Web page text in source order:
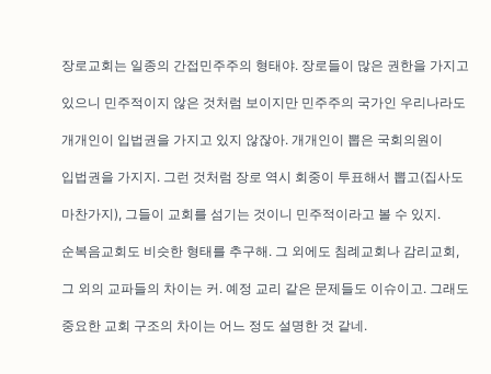
장로교회는 일종의 간접민주주의 형태야. 장로들이 많은 권한을 가지고
있으니 민주적이지 않은 것처럼 보이지만 민주주의 국가인 우리나라도
개개인이 입법권을 가지고 있지 않잖아. 개개인이 뽑은 국회의원이
입법권을 가지지. 그런 것처럼 장로 역시 회중이 투표해서 뽑고(집사도
마찬가지), 그들이 교회를 섬기는 것이니 민주적이라고 볼 수 있지.
순복음교회도 비슷한 형태를 추구해. 그 외에도 침례교회나 감리교회,
그 외의 교파들의 차이는 커. 예정 교리 같은 문제들도 이슈이고. 그래도
중요한 교회 구조의 차이는 어느 정도 설명한 것 같네.